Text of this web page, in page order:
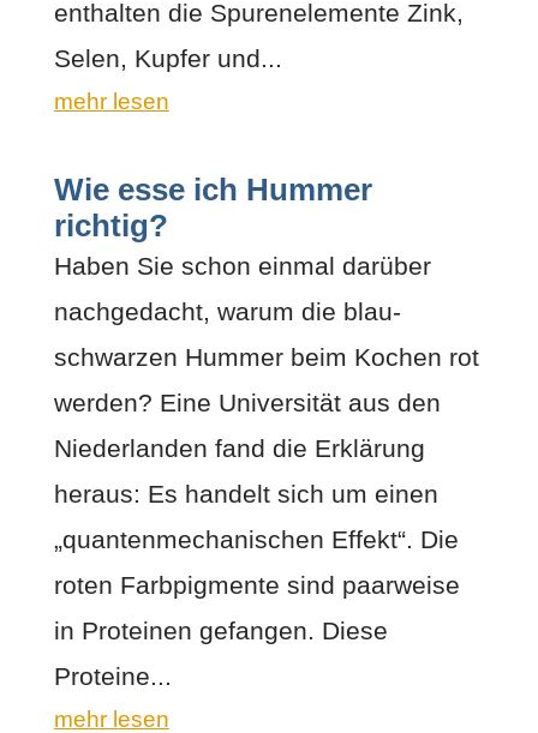
enthalten die Spurenelemente Zink,
Selen, Kupfer und...
mehr lesen
Wie esse ich Hummer
richtig?
Haben Sie schon einmal darüber
nachgedacht, warum die blau-
schwarzen Hummer beim Kochen rot
werden? Eine Universität aus den
Niederlanden fand die Erklärung
heraus: Es handelt sich um einen
„quantenmechanischen Effekt“. Die
roten Farbpigmente sind paarweise
in Proteinen gefangen. Diese
Proteine...
mehr lesen